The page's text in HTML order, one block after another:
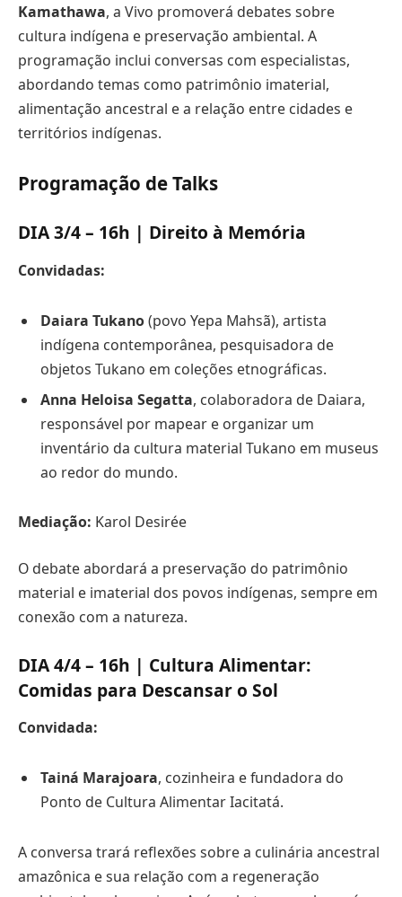
Kamathawa, a Vivo promoverá debates sobre
cultura indígena e preservação ambiental. A
programação inclui conversas com especialistas,
abordando temas como patrimônio imaterial,
alimentação ancestral e a relação entre cidades e
territórios indígenas.
Programação de Talks
DIA 3/4 – 16h | Direito à Memória
Convidadas:
Daiara Tukano(povo Yepa Mahsã), artista
indígena contemporânea, pesquisadora de
objetos Tukano em coleções etnográficas.
Anna Heloisa Segatta, colaboradora de Daiara,
responsável por mapear e organizar um
inventário da cultura material Tukano em museus
ao redor do mundo.
Mediação: Karol Desirée
O debate abordará a preservação do patrimônio
material e imaterial dos povos indígenas, sempre em
conexão com a natureza.
DIA 4/4 – 16h | Cultura Alimentar:
Comidas para Descansar o Sol
Convidada:
Tainá Marajoara, cozinheira e fundadora do
Ponto de Cultura Alimentar Iacitatá.
A conversa trará reflexões sobre a culinária ancestral
amazônica e sua relação com a regeneração